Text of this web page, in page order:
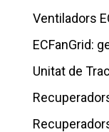
Ventiladors
ECFanGrid:
Unitat de